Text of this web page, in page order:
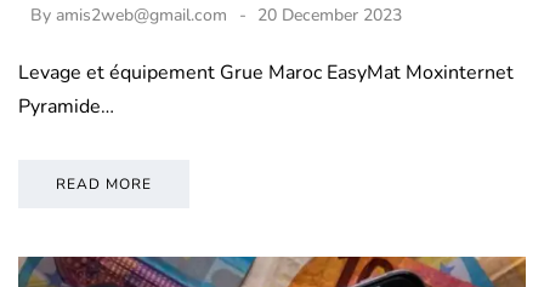
By amis2web@gmail.com 20 December 2023
Levage et équipement Grue Maroc EasyMat Moxinternet
Pyramide…
READ MORE